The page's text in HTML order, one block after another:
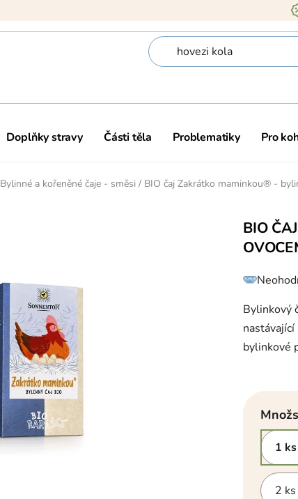
Doplňky stravy Části těla Problematiky Pro
Bylinné a kořeněné čaje - směsi / BIO čaj Zakrátko maminkou® -
BIO
0,0
z
5
Bylinkový
bylinkové
1 ks
2